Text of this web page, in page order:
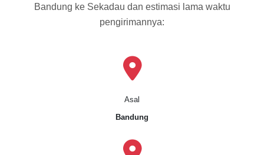
Bandung ke Sekadau dan estimasi lama waktu
pengirimannya:
Asal
Bandung